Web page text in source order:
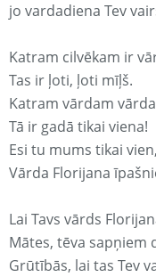
jo vardadiena Tev
Katram cilvēkam ir
Tas ir ļoti, ļoti mīļš.
Katram vārdam
Tā ir gadā tikai viena!
Esi tu mums tikai vien,
Vārda Florijana
Lai Tavs vārds
Mātes, tēva sapņiem
Grūtībās, lai tas Tev